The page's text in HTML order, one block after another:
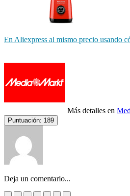
En Aliexpress al mismo precio usando
Más detalles en
Puntuación: 189
Deja un comentario...